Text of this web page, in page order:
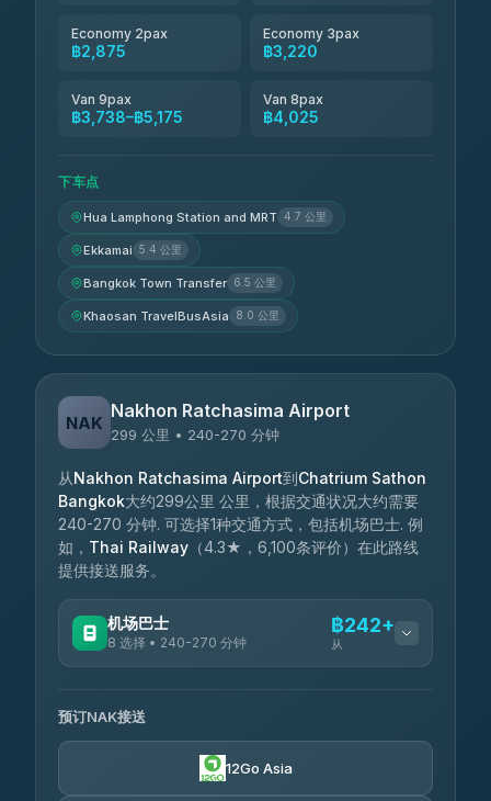
Economy 2pax
฿2,875
Economy 3pax
฿3,220
Van 9pax
฿3,738–฿5,175
Van 8pax
฿4,025
下车点
Hua Lamphong Station and MRT 4.7 公里
Ekkamai 5.4 公里
Bangkok Town Transfer 6.5 公里
Khaosan TravelBusAsia 8.0 公里
NAK
Nakhon Ratchasima Airport
299 公里 • 240-270 分钟
从Nakhon Ratchasima Airport到Chatrium Sathon
Bangkok大约299公里 公里，根据交通状况大约需要
240-270 分钟. 可选择1种交通方式，包括机场巴士. 例
如， Thai Railway （4.3★，6,100条评价）在此路线
提供接送服务。
机场巴士
8 选择 • 240-270 分钟
฿242+
从
Chan Tour
3.85(101)
预订NAK接送
12Go Asia